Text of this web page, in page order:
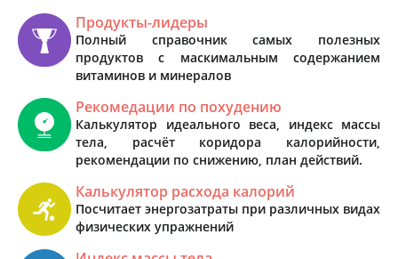
Продукты-лидеры
Полный справочник самых полезных
продуктов с маскимальным содержанием
витаминов и минералов
Рекомедации по похудению
Калькулятор идеального веса, индекс массы
тела, расчёт коридора калорийности,
рекомендации по снижению, план действий.
Калькулятор расхода калорий
Посчитает энергозатраты при различных видах
физических упражнений